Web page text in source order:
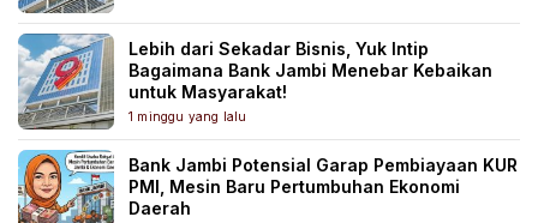
Lebih dari Sekadar Bisnis, Yuk Intip
Bagaimana Bank Jambi Menebar Kebaikan
untuk Masyarakat!
1 minggu yang lalu
Bank Jambi Potensial Garap Pembiayaan KUR
PMI, Mesin Baru Pertumbuhan Ekonomi
Daerah